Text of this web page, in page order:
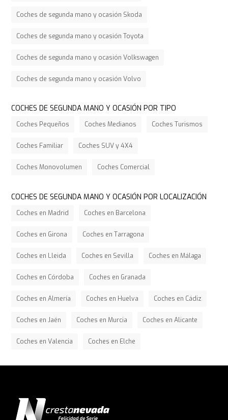
Coches de segunda mano y ocasión Skoda
Coches de segunda mano y ocasión Toyota
Coches de segunda mano y ocasión Volkswagen
Coches de segunda mano y ocasión Volvo
COCHES DE SEGUNDA MANO Y OCASIÓN POR TIPO
Coches Pequeños Coches Medianos Coches Turismos
Coches Familiar Coches SUV y 4X4
Coches Monovolumen Coches Comercial
COCHES DE SEGUNDA MANO Y OCASIÓN POR LOCALIZACIÓN
Coches en Madrid Coches en Barcelona
Coches en Girona Coches en Tarragona
Coches en Lleida Coches en Sevilla Coches en Málaga
Coches en Córdoba Coches en Granada
Coches en Almería Coches en Huelva Coches en Cádiz
Coches en Jaén Coches en Murcia Coches en Alicante
Coches en Valencia Coches en Elche